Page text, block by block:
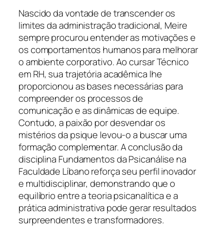
Nascido da vontade de transcender os
limites da administração tradicional, Meire
sempre procurou entender as motivações e
os comportamentos humanos para melhorar
o ambiente corporativo. Ao cursar Técnico
em RH, sua trajetória acadêmica lhe
proporcionou as bases necessárias para
compreender os processos de
comunicação e as dinâmicas de equipe.
Contudo, a paixão por desvendar os
mistérios da psique levou-o a buscar uma
formação complementar. A conclusão da
disciplina Fundamentos da Psicanálise na
Faculdade Líbano reforça seu perfil inovador
e multidisciplinar, demonstrando que o
equilíbrio entre a teoria psicanalítica e a
prática administrativa pode gerar resultados
surpreendentes e transformadores.